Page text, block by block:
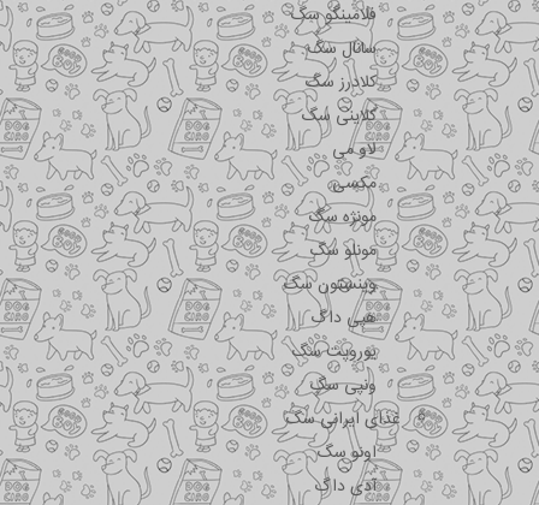
فلامینگو سگ
سانال سگ
کلادرز سگ
کلاینی سگ
لاو می
مکسی
مونژه سگ
مونلو سگ
وینستون سگ
هپی داگ
یوروپت سگ
ونپی سگ
غذای ایرانی سگ
اونو سگ
آدی داگ